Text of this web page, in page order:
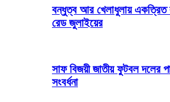
বন্ধুত্ব আর খেলাধুলায় একত্রিত
রেড জুলাইয়ের
সাফ বিজয়ী জাতীয় ফুটবল দলের
সংবর্ধনা